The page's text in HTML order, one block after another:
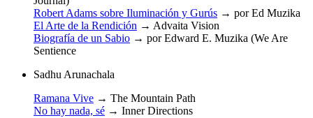
Robert Adams sobre Iluminación y Gurús → por Ed Muzika
El Arte de la Rendición → Advaita Vision
Biografía de un Sabio → por Edward E. Muzika (We Are
Sentience
Sadhu Arunachala
Ramana Vive → The Mountain Path
No hay nada, sé → Inner Directions